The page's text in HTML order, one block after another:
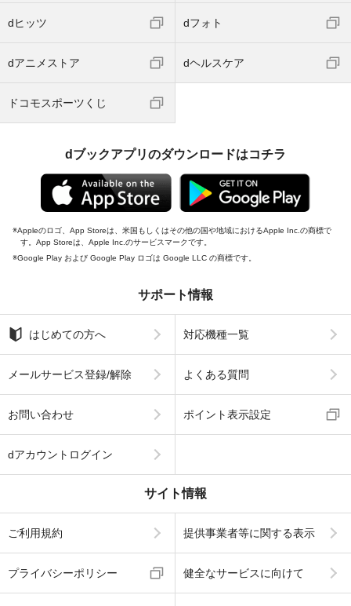
dヒッツ dフォト
dアニメストア dヘルスケア
ドコモスポーツくじ
dブックアプリのダウンロードはコチラ
Appleのロゴ、App Storeは、米国もしくはその他の国や地域におけるApple Inc.の商標で
す。App Storeは、Apple Inc.のサービスマークです。
Google Play および Google Play ロゴは Google LLC の商標です。
サポート情報
はじめての方へ 対応機種一覧
メールサービス登録/解除 よくある質問
お問い合わせ ポイント表示設定
dアカウントログイン
サイト情報
ご利用規約 提供事業者等に関する表示
プライバシーポリシー 健全なサービスに向けて